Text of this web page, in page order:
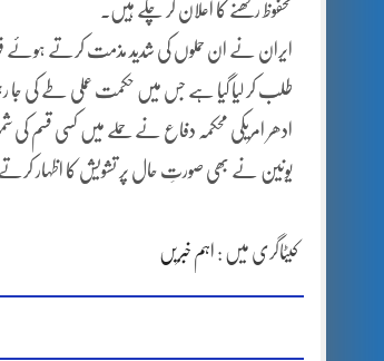
محفوظ رکھنے کا اعلان کر چکے ہیں۔
ایران نے ان حملوں کی شدید مذمت کرتے ہوئے
طلب کر لیا گیا ہے جس میں حکمت عملی طے کی جا
ادھر امریکی محکمہ دفاع نے حملے میں کسی قسم
یونین نے بھی صورتِ حال پر تشویش کا اظہار کرتے
کیٹاگری میں : اہم خبریں